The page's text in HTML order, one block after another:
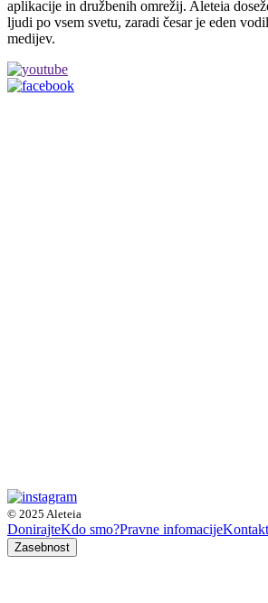
aplikacije in družbenih omrežij. Aleteia
ljudi po vsem svetu, zaradi česar je eden
medijev.
© 2025 Aleteia
DonirajteKdo smo?Pravne infomacije
Zasebnost